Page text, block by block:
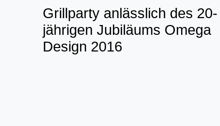
Grillparty anlässlich des 20-
jährigen Jubiläums Omega
Design 2016